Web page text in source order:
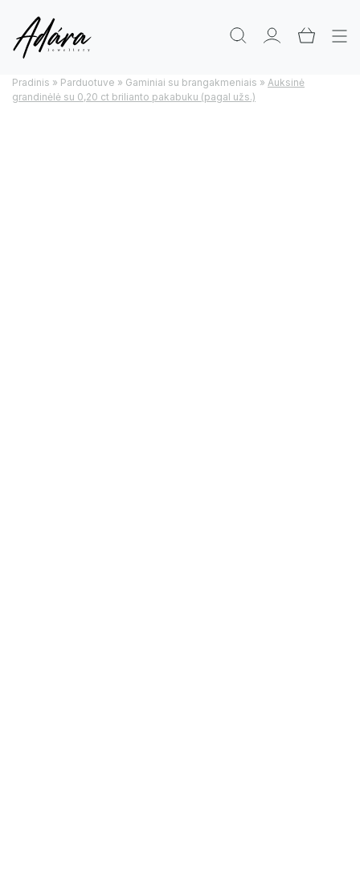
Pradinis » Parduotuve » Gaminiai su brangakmeniais » Auksinė
grandinėlė su 0,20 ct brilianto pakabuku (pagal užs.)